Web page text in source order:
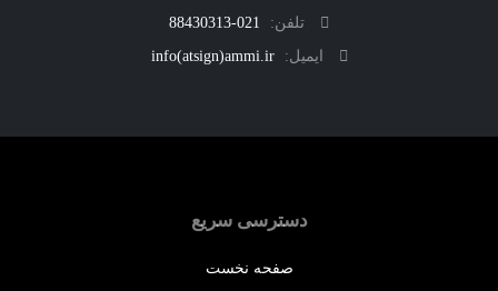
تلفن:
021-88430313
ایمیل:
info(atsign)ammi.ir
دسترسی سریع
صفحه نخست